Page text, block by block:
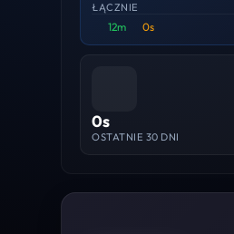
ŁĄCZNIE
12m 0s
0s
OSTATNIE 30 DNI